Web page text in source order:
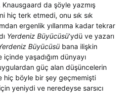
da şöyle yazmış
hiç terk etmedi, onu sık sık
ergenlik yıllarıma kadar tekrar
Yerdeniz Büyücüsü‘ydü ve yazarı
Büyücüsü bana ilişkin
yaşadığım dünyayı
güç alan düşüncelerin
hiç böyle bir şey geçmemişti
yeniydi ve neredeyse sarsıcı